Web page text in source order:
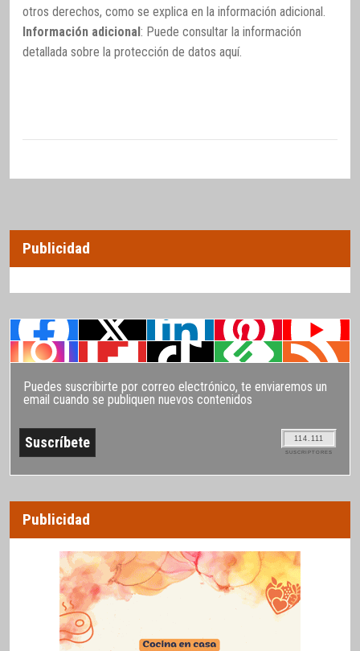
otros derechos, como se explica en la información adicional.
Información adicional: Puede consultar la información
detallada sobre la protección de datos aquí.
Publicidad
Puedes suscribirte por correo electrónico, te enviaremos un
email cuando se publiquen nuevos contenidos
114.111
SUSCRIPTORES
Publicidad